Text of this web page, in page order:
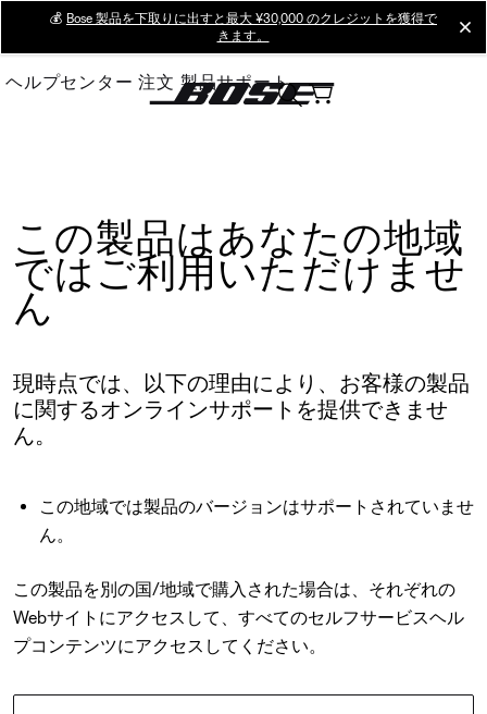
Main
💰 Bose 製品を下取りに出すと最大 ¥30,000 のクレジットを獲得で
きます。
ヘルプセンター 注文 製品サポート
この製品はあなたの地域
ではご利用いただけませ
ん
現時点では、以下の理由により、お客様の製品
に関するオンラインサポートを提供できませ
ん。
この地域では製品のバージョンはサポートされていませ
ん。
この製品を別の国/地域で購入された場合は、それぞれの
Webサイトにアクセスして、すべてのセルフサービスヘル
プコンテンツにアクセスしてください。